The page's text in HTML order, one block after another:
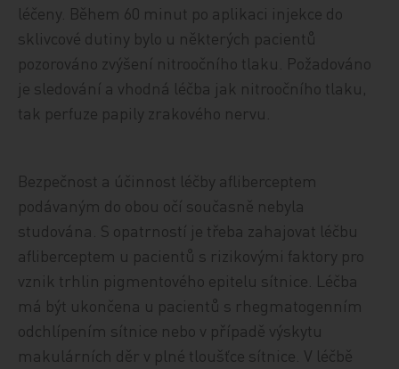
léčeny. Během 60 minut po aplikaci injekce do
sklivcové dutiny bylo u některých pacientů
pozorováno zvýšení nitroočního tlaku. Požadováno
je sledování a vhodná léčba jak nitroočního tlaku,
tak perfuze papily zrakového nervu.
Bezpečnost a účinnost léčby afliberceptem
podávaným do obou očí současně nebyla
studována. S opatrností je třeba zahajovat léčbu
afliberceptem u pacientů s rizikovými faktory pro
vznik trhlin pigmentového epitelu sítnice. Léčba
má být ukončena u pacientů s rhegmatogenním
odchlípením sítnice nebo v případě výskytu
makulárních děr v plné tloušťce sítnice. V léčbě